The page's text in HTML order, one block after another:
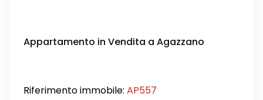
Appartamento in Vendita a Agazzano
Riferimento immobile: AP557